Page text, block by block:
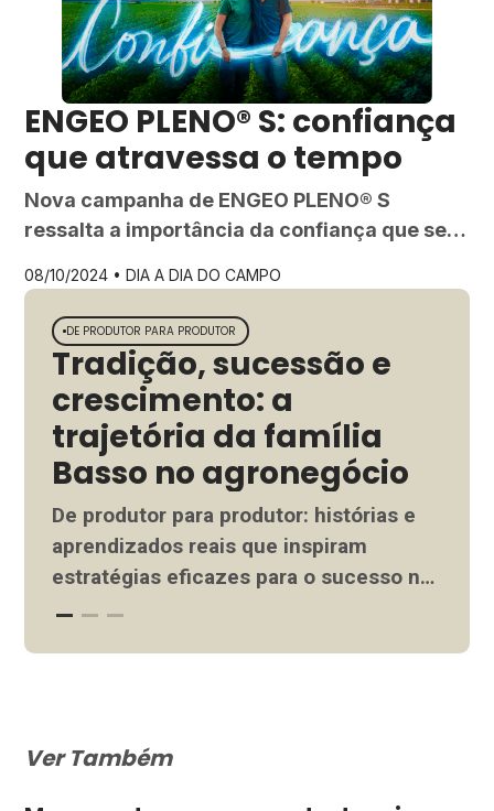
ENGEO PLENO® S: confiança
que atravessa o tempo
Nova campanha de ENGEO PLENO® S
ressalta a importância da confiança que se
geração após geração.
08/10/2024 •DIA A DIA DO CAMPO
DE PRODUTOR PARA PRODUTOR
Tradição, sucessão e
crescimento: a
trajetória da família
Basso no agronegócio
De produtor para produtor: histórias e
aprendizados reais que inspiram
estratégias eficazes para o sucesso no
campo. Inspire-se com essas
umas das terras férteis do agronegócio
Ver Também